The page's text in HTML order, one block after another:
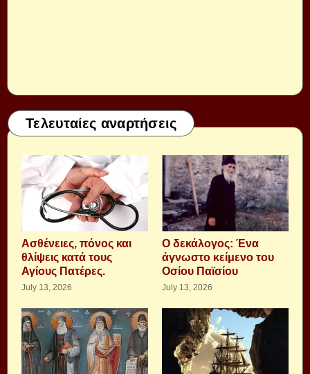
Τελευταίες αναρτήσεις
Aσθένειες, πόνος και
θλίψεις κατά τους
Αγίους Πατέρες.
July 13, 2026
Ο δεκάλογος: Ένα
άγνωστο κείμενο του
Οσίου Παϊσίου
July 13, 2026